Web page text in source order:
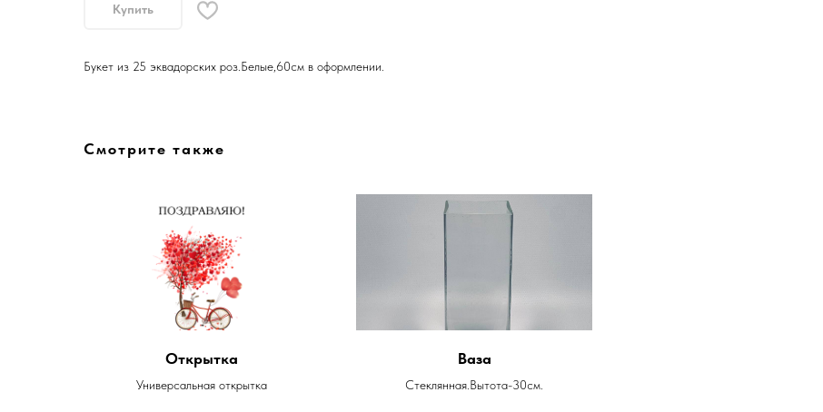
Купить
Букет из 25 эквадорских роз.Белые,60см в оформлении.
Смотрите также
Открытка
Универсальная открытка
Ваза
Стеклянная.Вытота-30см.